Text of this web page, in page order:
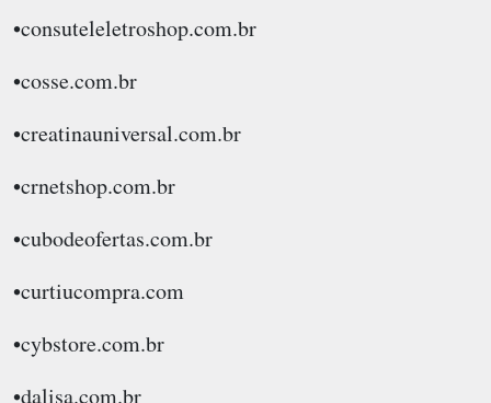
•consuteleletroshop.com.br
•cosse.com.br
•creatinauniversal.com.br
•crnetshop.com.br
•cubodeofertas.com.br
•curtiucompra.com
•cybstore.com.br
•dalisa.com.br